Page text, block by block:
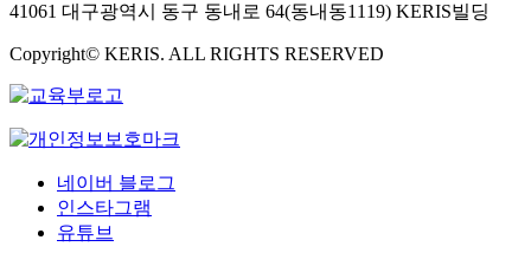
41061 대구광역시 동구 동내로 64(동내동1119) KERIS빌딩
Copyright© KERIS. ALL RIGHTS RESERVED
네이버 블로그
인스타그램
유튜브